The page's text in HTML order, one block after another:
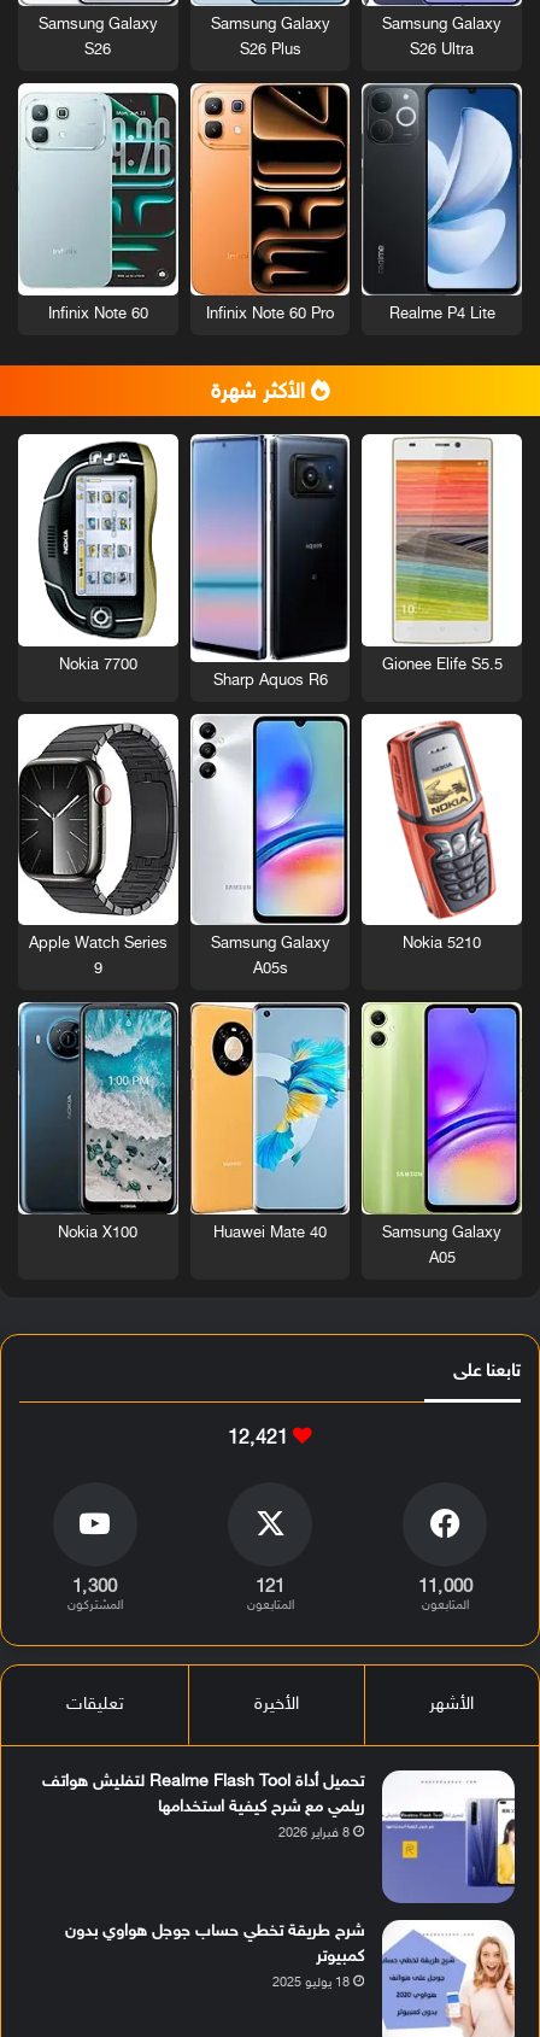
Samsung Galaxy
S26 Ultra
Samsung Galaxy
S26 Plus
Samsung Galaxy
S26
Realme P4 Lite
Infinix Note 60 Pro
Infinix Note 60
الأكثر شهرة
Gionee Elife S5.5
Sharp Aquos R6
Nokia 7700
Nokia 5210
Samsung Galaxy
A05s
Apple Watch Series
9
Samsung Galaxy
A05
Huawei Mate 40
Nokia X100
تابعنا على
12٬421
11٬000
المتابعون
121
المتابعون
1٬300
المشتركون
الأشهر الأخيرة تعليقات
تحميل أداة Realme Flash Tool لتفليش هواتف
ريلمي مع شرح كيفية استخدامها
8 فبراير 2026
شرح طريقة تخطي حساب جوجل هواوي بدون
كمبيوتر
18 يوليو 2025